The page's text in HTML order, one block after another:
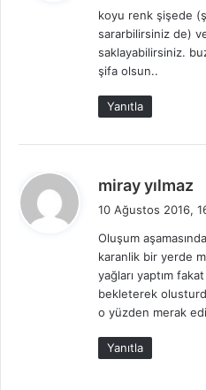
k
i
koyu renk şişede
sararbilirsiniz de)
saklayabilirsiniz.
şifa olsun..
Yanıtla
miray yılmaz
i
k
i
10 Ağustos 2016,
Oluşum
karanlik bir yerde
yağları yaptım
bekleterek
o yüzden merak
Yanıtla